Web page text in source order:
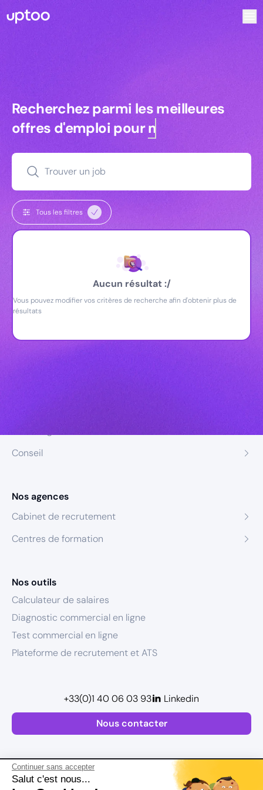
Continuer sans accepter
Salut c'est nous...
Recherchez parmi les meilleures
Recherchez parmi les meilleures
offres d'emploi pourmanagers
Trouver un job
Tous les filtres
Aucun résultat :/
Vous pouvez modifier vos critères de recherche afin d'obtenir plus de
résultats
Conseil
Nos agences
Cabinet de recrutement
Centres de formation
Nos outils
Calculateur de salaires
Diagnostic commercial en ligne
Test commercial en ligne
Plateforme de recrutement et ATS
Nous contacter
+33(0)1 40 06 03 93 Linkedin